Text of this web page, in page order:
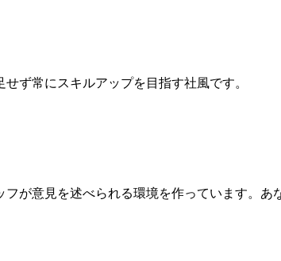
ず常にスキルアップを目指す社風です。
が意見を述べられる環境を作っています。あ